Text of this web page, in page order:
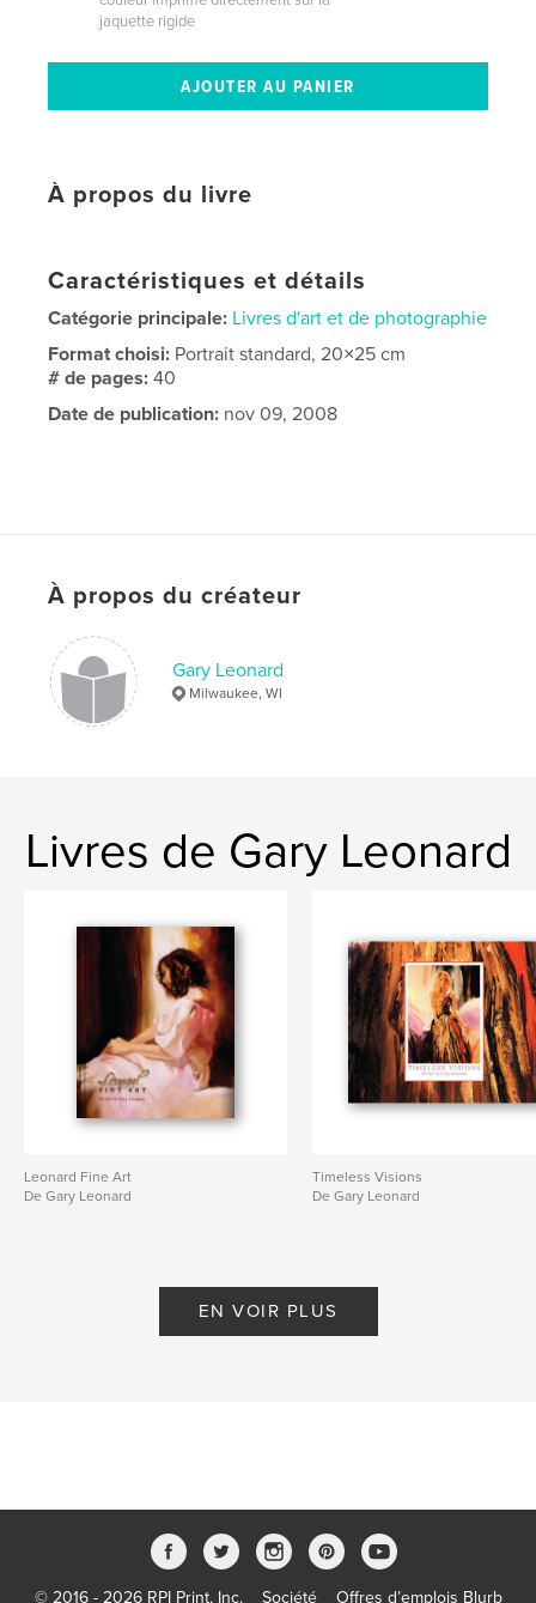
jaquette rigide
À propos du livre
Caractéristiques et détails
Catégorie principale: Livres d'art et de photographie
Format choisi: Portrait standard, 20×25 cm
# de pages:40
Date de publication: nov 09, 2008
À propos du créateur
Gary Leonard
Milwaukee, WI
Livres de Gary Leonard
Leonard Fine Art
De Gary Leonard
Timeless Visions
De Gary Leonard
EN VOIR PLUS
© 2016 - 2026 RPI Print, Inc. Société Offres d’emplois Blurb